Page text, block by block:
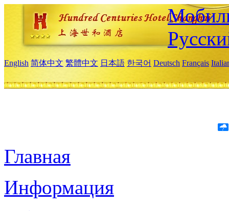
English 简体中文 繁體中文 日本語 한국어 Deutsch Français
Главная
Информация